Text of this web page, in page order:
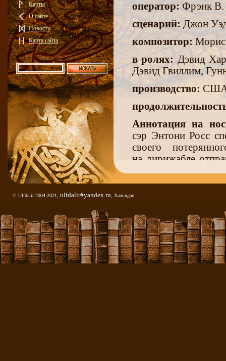
Карты
О сайте
Новости
Карта сайта
© Ulfdalir 2004-2021, ulfdalir#yandex.ru , Хальвдан
оператор:Фрэнк В.
сценарий:Джон
композитор:
в ролях: Дэвид
Дэвид Гвиллим,
производство:
Аннотация на
сэр Энтони Росс
своего
на дирижабле
от остального
И викинги, конечно